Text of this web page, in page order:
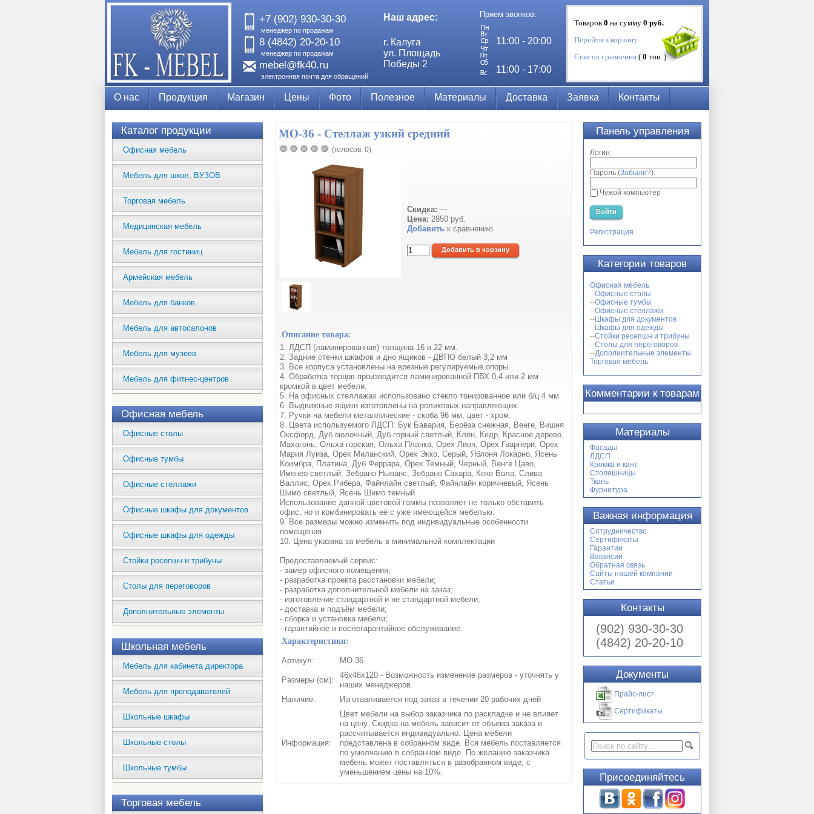
Наш адрес:
г. Калуга
ул. Площадь
Победы 2
Товаров 0 на сумму 0 руб.
Перейти в корзину
Список сравнения ( 0 тов. )
+7 (902) 930-30-30
менеджер по продажам
8 (4842) 20-20-10
менеджер по продажам
mebel@fk40.ru
электронная почта для обращений
Прием звонков:
11:00 - 20:00
11:00 - 17:00
О нас Продукция Магазин Цены Фото Полезное Материалы Доставка Заявка Контакты
Каталог продукции
Офисная мебель
Мебель для школ, ВУЗОВ
Торговая мебель
Медицинская мебель
Мебель для гостиниц
Армейская мебель
Мебель для банков
Мебель для автосалонов
Мебель для музеев
Мебель для фитнес-центров
Офисная мебель
Офисные столы
Офисные тумбы
Офисные стеллажи
Офисные шкафы для документов
Офисные шкафы для одежды
Стойки ресепшн и трибуны
Столы для переговоров
Дополнительные элементы
Школьная мебель
Мебель для кабинета директора
Мебель для преподавателей
Школьные шкафы
Школьные столы
Школьные тумбы
Торговая мебель
МО-36 - Стеллаж узкий средний
(голосов: 0)
Скидка: ---
Цена: 2850 руб.
Добавить к сравнению
Описание товара:
1. ЛДСП (ламинированная) толщина 16 и 22 мм.
2. Задние стенки шкафов и дно ящиков - ДВПО белый 3,2 мм
3. Все корпуса установлены на врезные регулируемые опоры.
4. Обработка торцов производится ламинированной ПВХ 0,4 или 2 мм
кромкой в цвет мебели.
5. На офисных стеллажах использовано стекло тонированное или б/ц 4 мм.
6. Выдвижные ящики изготовлены на роликовых направляющих.
7. Ручки на мебели металлические - скоба 96 мм, цвет - хром.
8. Цвета используемого ЛДСП: Бук Бавария, Берёза снежная, Венге, Вишня
Оксфорд, Дуб молочный, Дуб горный светлый, Клён, Кедр, Красное дерево,
Махагонь, Ольха горская, Ольха Планка, Орех Лион, Орех Гварнери. Орех
Мария Луиза, Орех Миланский, Орех Экко, Серый, Яблоня Локарно, Ясень
Коимбра, Платина, Дуб Феррара, Орех Темный, Черный, Венге Цаво,
Именео светлый, Зебрано Ньюанс, Зебрано Сахара, Коко Бола, Слива
Валлис, Орех Рибера, Файнлайн светлый, Файнлайн коричневый, Ясень
Шимо светлый, Ясень Шимо темный.
Использование данной цветовой гаммы позволяет не только обставить
офис, но и комбинировать её с уже имеющейся мебелью.
9. Все размеры можно изменить под индивидуальные особенности
помещения.
10. Цена указана за мебель в минимальной комплектации
Предоставляемый сервис:
- замер офисного помещения;
- разработка проекта расстановки мебели;
- разработка дополнительной мебели на заказ;
- изготовление стандартной и не стандартной мебели;
- доставка и подъём мебели;
- сборка и установка мебели;
- гарантийное и послегарантийное обслуживание.
Характеристики:
Артикул: МО-36
Размеры (см):
46x46x120 - Возможность изменение размеров - уточнять у
наших менеджеров.
Наличие:
Изготавливается под заказ в течении 20 рабочих дней
Информация:
Цвет мебели на выбор заказчика по раскладке и не влияет
на цену. Скидка на мебель зависит от объема заказа и
рассчитывается индивидуально. Цена мебели
представлена в собранном виде. Вся мебель поставляется
по умолчанию в собранном виде. По желанию заказчика
мебель может поставляться в разобранном виде, с
уменьшением цены на 10%.
Панель управления
Логин:
Пароль (Забыли?):
Чужой компьютер
Войти
Регистрация
Категории товаров
Офисная мебель
Офисные столы
Офисные тумбы
Офисные стеллажи
Шкафы для документов
Шкафы для одежды
Стойки ресепшн и трибуны
Столы для переговоров
Дополнительные элементы
Торговая мебель
Комментарии к товарам
Материалы
Фасады
ЛДСП
Кромка и кант
Столешницы
Ткань
Фурнитура
Важная информация
Сотрудничество
Сертификаты
Гарантии
Вакансии
Обратная связь
Сайты нашей компании
Статьи
Контакты
(902) 930-30-30
(4842) 20-20-10
Документы
Прайс-лист
Сертификаты
Присоединяйтесь